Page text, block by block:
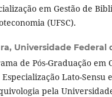
em Gestão de
(UFSC).
Universidade Federal
de Pós-Graduação em
Especialização Lato-
pela